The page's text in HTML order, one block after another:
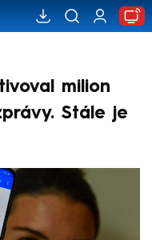
milion
Stále je